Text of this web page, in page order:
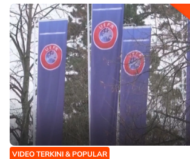
VIDEO TERKINI & POPULAR